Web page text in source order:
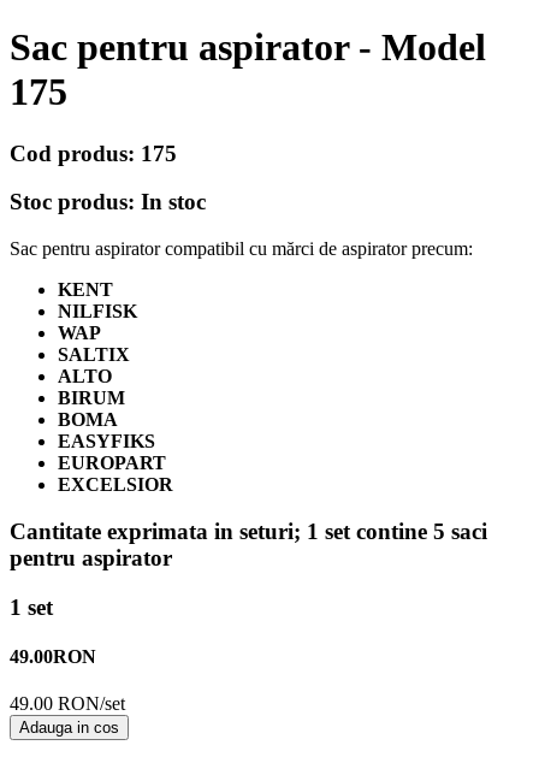
Sac pentru aspirator - Model
175
Cod produs: 175
Stoc produs: In stoc
Sac pentru aspirator compatibil cu mărci de aspirator precum:
KENT
NILFISK
WAP
SALTIX
ALTO
BIRUM
BOMA
EASYFIKS
EUROPART
EXCELSIOR
Cantitate exprimata in seturi; 1 set contine 5 saci
pentru aspirator
1 set
49.00RON
49.00 RON/set
Adauga in cos